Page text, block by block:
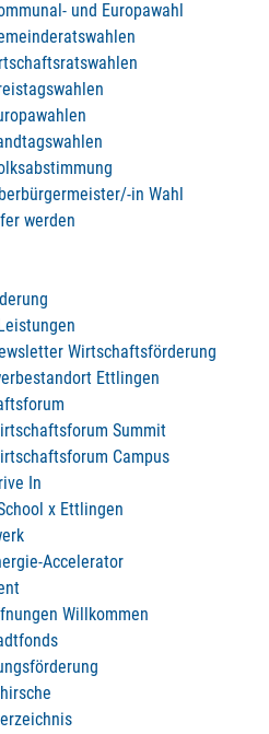
und Europawahl
in Wahl
werden
Wirtschaftsförderung
Ettlingen
Summit
Campus
In
x Ettlingen
Accelerator
Willkommen